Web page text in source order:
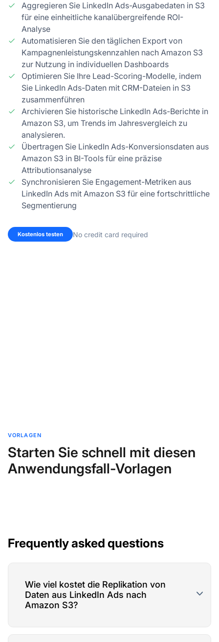
Aggregieren Sie LinkedIn Ads-Ausgabedaten in S3
für eine einheitliche kanalübergreifende ROI-
Analyse
Automatisieren Sie den täglichen Export von
Kampagnenleistungskennzahlen nach Amazon S3
zur Nutzung in individuellen Dashboards
Optimieren Sie Ihre Lead-Scoring-Modelle, indem
Sie LinkedIn Ads-Daten mit CRM-Dateien in S3
zusammenführen
Archivieren Sie historische LinkedIn Ads-Berichte in
Amazon S3, um Trends im Jahresvergleich zu
analysieren.
Übertragen Sie LinkedIn Ads-Konversionsdaten aus
Amazon S3 in BI-Tools für eine präzise
Attributionsanalyse
Synchronisieren Sie Engagement-Metriken aus
LinkedIn Ads mit Amazon S3 für eine fortschrittliche
Segmentierung
Kostenlos testen No credit card required
VORLAGEN
Starten Sie schnell mit diesen
Anwendungsfall-Vorlagen
Frequently asked questions
Wie viel kostet die Replikation von
Daten aus LinkedIn Ads nach
Amazon S3?